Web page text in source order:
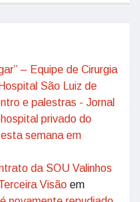
– Equipe de Cirurgia
São Luiz de
e palestras - Jornal
hospital privado do
semana em
da SOU Valinhos
Visão em